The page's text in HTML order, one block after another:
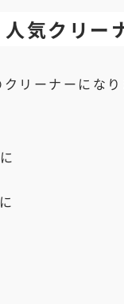
気クリー
リーナーになり